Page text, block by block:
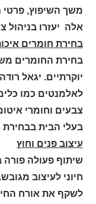
משך השיפוץ, פרטי
אלה יעזרו בניהול
בחירת חומרים
בחירת החומרים
יוקרתיים. יגאל
לאלמנטים כמו כלים
צבעים וחומרי
בעלי הבית בבחירת
עיצוב פנים וחוץ
שיתוף פעולה פורה
חיוני לעיצוב
לשקף את אורח